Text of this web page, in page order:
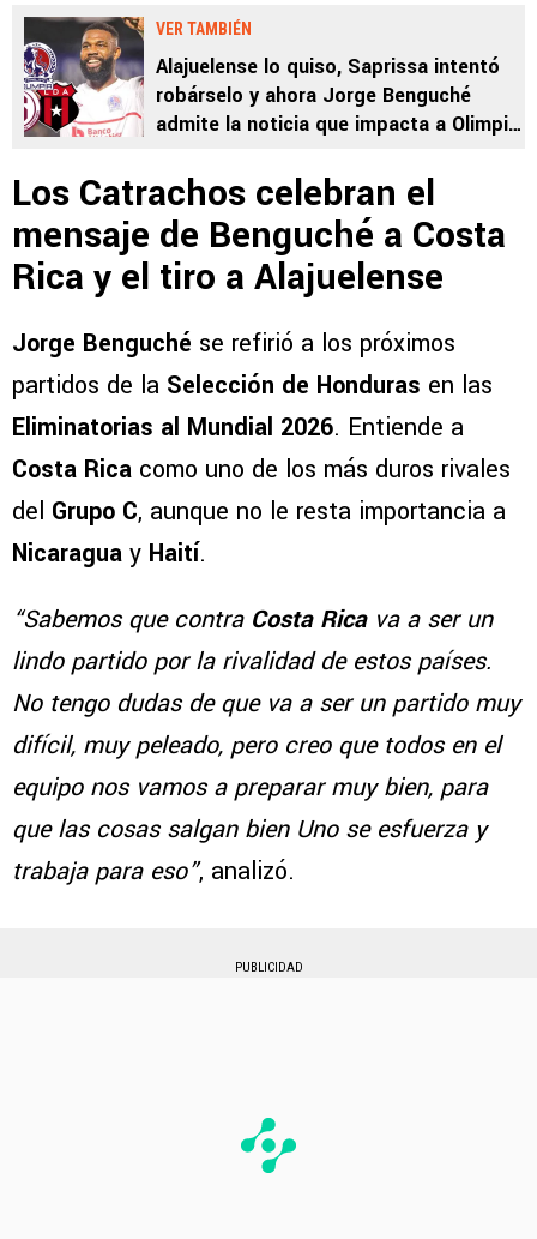
VER TAMBIÉN
Alajuelense lo quiso, Saprissa intentó
robárselo y ahora Jorge Benguché
admite la noticia que impacta a Olimpia:
Los Catrachos celebran el
mensaje de Benguché a Costa
Rica y el tiro a Alajuelense
Jorge Benguché se refirió a los próximos
partidos de la Selección de Honduras en las
Eliminatorias al Mundial 2026. Entiende a
Costa Rica como uno de los más duros rivales
del Grupo C, aunque no le resta importancia a
Nicaragua y Haití.
“Sabemos que contra Costa Ricava a ser un
lindo partido por la rivalidad de estos países.
No tengo dudas de que va a ser un partido muy
difícil, muy peleado, pero creo que todos en el
equipo nos vamos a preparar muy bien, para
que las cosas salgan bien Uno se esfuerza y
trabaja para eso”, analizó.
PUBLICIDAD